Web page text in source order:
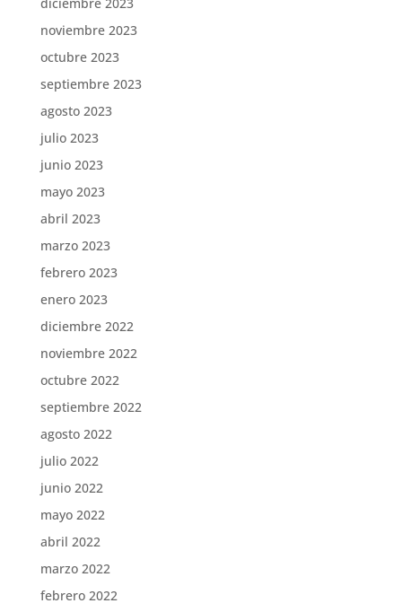
noviembre 2023
octubre 2023
septiembre 2023
agosto 2023
julio 2023
junio 2023
mayo 2023
abril 2023
marzo 2023
febrero 2023
enero 2023
diciembre 2022
noviembre 2022
octubre 2022
septiembre 2022
agosto 2022
julio 2022
junio 2022
mayo 2022
abril 2022
marzo 2022
febrero 2022